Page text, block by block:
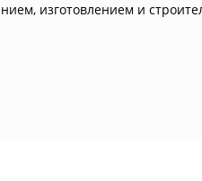
изготовлением и